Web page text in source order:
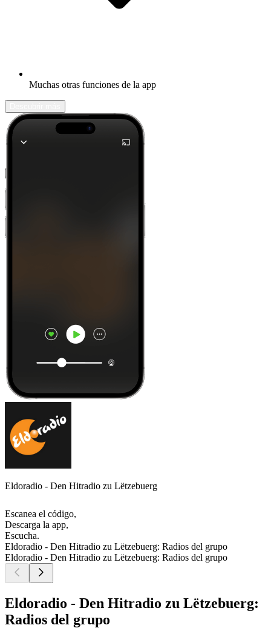
Muchas otras funciones de la app
Eldoradio - Den Hitradio zu Lëtzebuerg
Escanea el código,
Descarga la app,
Escucha.
Eldoradio - Den Hitradio zu Lëtzebuerg: Radios del grupo
Eldoradio - Den Hitradio zu Lëtzebuerg: Radios del grupo
Eldoradio - Den Hitradio zu Lëtzebuerg:
Radios del grupo